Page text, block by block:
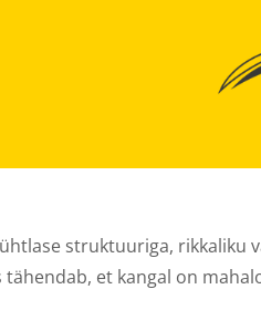
struktuuriga, rikkaliku
et kangal on